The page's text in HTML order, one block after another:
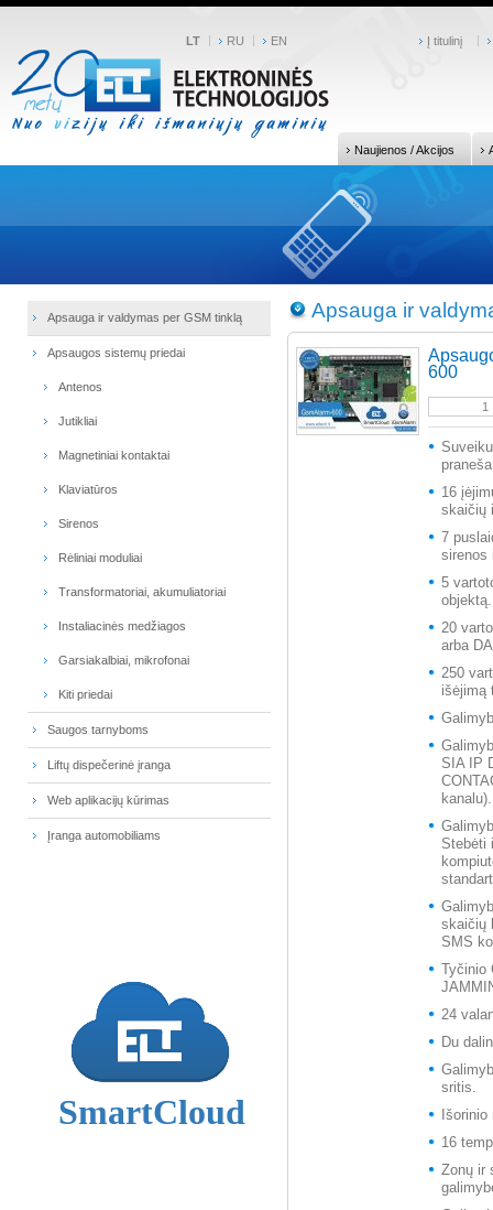
LT RU EN Į titulinį
Naujienos / Akcijos
Apsauga ir valdymas per GSM tinklą
Apsaugos sistemų priedai
Antenos
Jutikliai
Magnetiniai kontaktai
Klaviatūros
Sirenos
Rėliniai moduliai
Transformatoriai, akumuliatoriai
Instaliacinės medžiagos
Garsiakalbiai, mikrofonai
Kiti priedai
Saugos tarnyboms
Liftų dispečerinė įranga
Web aplikacijų kūrimas
Įranga automobiliams
Apsauga ir
600
16
skaičių
7
sirenos
5
objektą.
20
arba
250
išėjimą
SIA IP
kanalu).
Stebėti
skaičių
SMS
24
Du
sritis.
16
Zonų ir